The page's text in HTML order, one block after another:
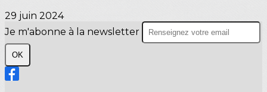
29 juin 2024
Je m'abonne à la newsletter
OK